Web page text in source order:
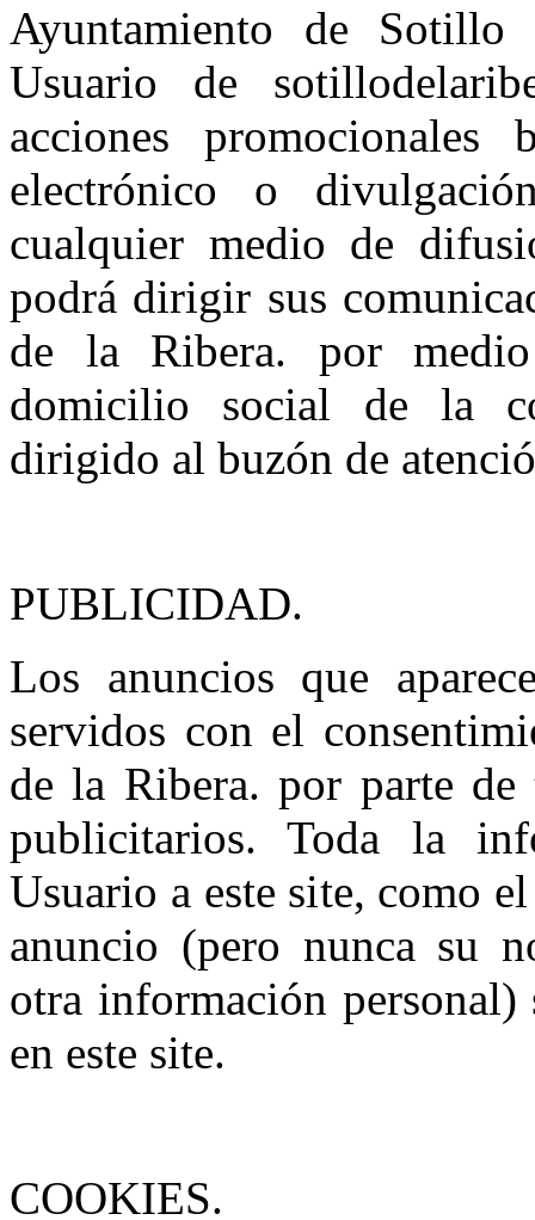
Ayuntamiento de
Usuario de
acciones
electrónico o
cualquier medio de
podrá dirigir sus
de la Ribera. por
domicilio social de la
dirigido al buzón de
PUBLICIDAD.
Los anuncios que
servidos con el
de la Ribera. por parte de
publicitarios. Toda la
Usuario a este site, como
anuncio (pero nunca su
otra información
en este site.
COOKIES.